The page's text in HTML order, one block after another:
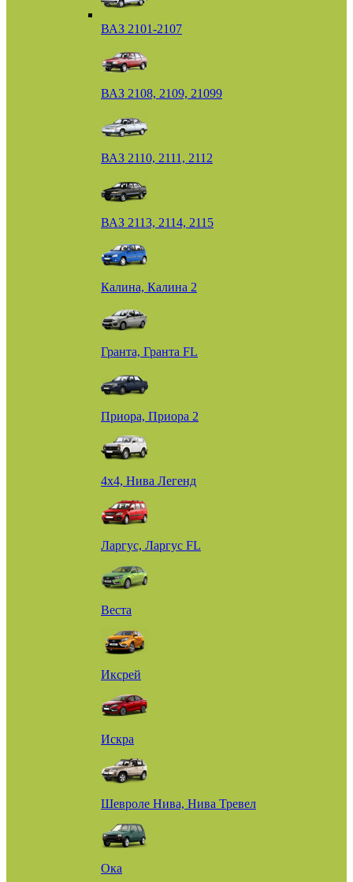
ВАЗ 2101-2107
ВАЗ 2108, 2109, 21099
ВАЗ 2110, 2111, 2112
ВАЗ 2113, 2114, 2115
Калина, Калина 2
Гранта, Гранта FL
Приора, Приора 2
4х4, Нива Легенд
Ларгус, Ларгус FL
Веста
Иксрей
Искра
Шевроле Нива, Нива Тревел
Ока